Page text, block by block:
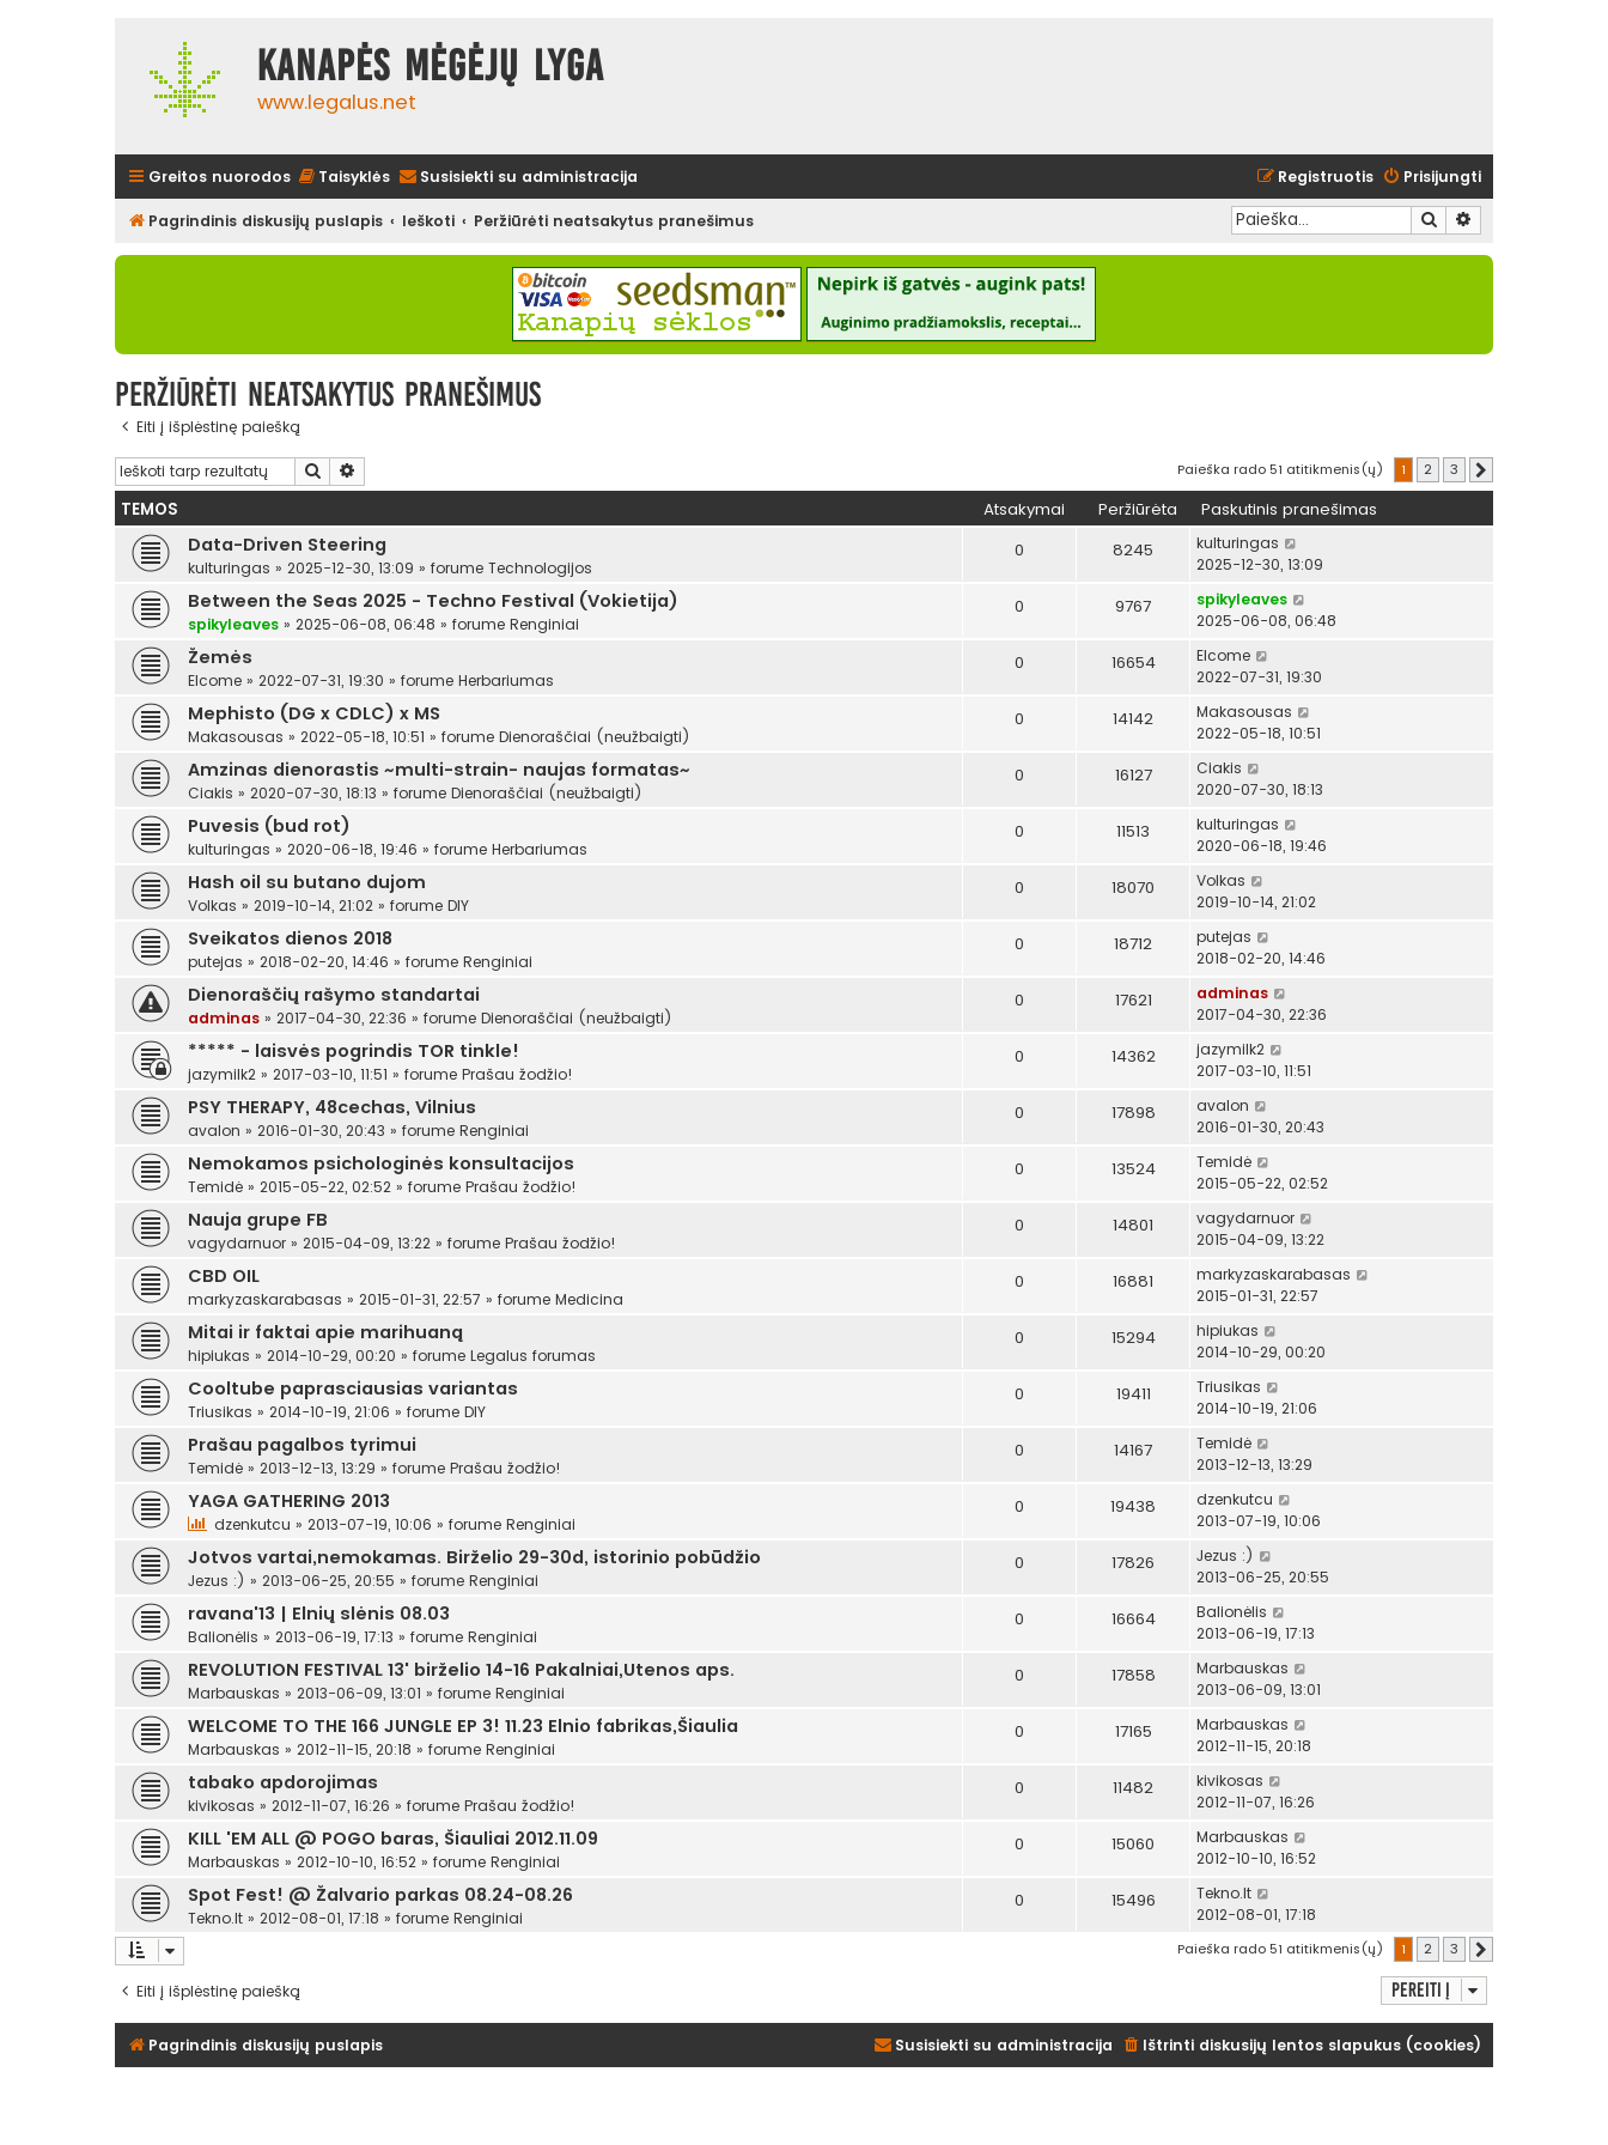
Kanapės mėgėjų lyga
www.legalus.net
Greitos nuorodos Taisyklės Susisiekti su administracija Prisijungti
Registruotis
Pagrindinis diskusijų puslapis Ieškoti Peržiūrėti neatsakytus pranešimus Ieškoti
Peržiūrėti neatsakytus pranešimus
Eiti į išplėstinę paiešką
Ieškoti Paieška rado 51 atitikmenis(ų) 1 2 3
TEMOS Atsakymai Peržiūrėta Paskutinis pranešimas
Data-Driven Steering
kulturingas » 2025-12-30, 13:09 » forume Technologijos
0 8245
kulturingas
2025-12-30, 13:09
Between the Seas 2025 - Techno Festival (Vokietija)
spikyleaves » 2025-06-08, 06:48 » forume Renginiai
0 9767
spikyleaves
2025-06-08, 06:48
Žemės
Elcome » 2022-07-31, 19:30 » forume Herbariumas
0 16654
Elcome
2022-07-31, 19:30
Mephisto (DG x CDLC) x MS
Makasousas » 2022-05-18, 10:51 » forume Dienoraščiai (neužbaigti)
0 14142
Makasousas
2022-05-18, 10:51
Amzinas dienorastis ~multi-strain- naujas formatas~
Ciakis » 2020-07-30, 18:13 » forume Dienoraščiai (neužbaigti)
0 16127
Ciakis
2020-07-30, 18:13
Puvesis (bud rot)
kulturingas » 2020-06-18, 19:46 » forume Herbariumas
0 11513
kulturingas
2020-06-18, 19:46
Hash oil su butano dujom
Volkas » 2019-10-14, 21:02 » forume DIY
0 18070
Volkas
2019-10-14, 21:02
Sveikatos dienos 2018
putejas » 2018-02-20, 14:46 » forume Renginiai
0 18712
putejas
2018-02-20, 14:46
Dienoraščių rašymo standartai
adminas » 2017-04-30, 22:36 » forume Dienoraščiai (neužbaigti)
0 17621
adminas
2017-04-30, 22:36
***** - laisvės pogrindis TOR tinkle!
jazymilk2 » 2017-03-10, 11:51 » forume Prašau žodžio!
0 14362
jazymilk2
2017-03-10, 11:51
PSY THERAPY, 48cechas, Vilnius
avalon » 2016-01-30, 20:43 » forume Renginiai
0 17898
avalon
2016-01-30, 20:43
Nemokamos psichologinės konsultacijos
Temidė » 2015-05-22, 02:52 » forume Prašau žodžio!
0 13524
Temidė
2015-05-22, 02:52
Nauja grupe FB
vagydarnuor » 2015-04-09, 13:22 » forume Prašau žodžio!
0 14801
vagydarnuor
2015-04-09, 13:22
CBD OIL
markyzaskarabasas » 2015-01-31, 22:57 » forume Medicina
0 16881
markyzaskarabasas
2015-01-31, 22:57
Mitai ir faktai apie marihuaną
hipiukas » 2014-10-29, 00:20 » forume Legalus forumas
0 15294
hipiukas
2014-10-29, 00:20
Cooltube paprasciausias variantas
Triusikas » 2014-10-19, 21:06 » forume DIY
0 19411
Triusikas
2014-10-19, 21:06
Prašau pagalbos tyrimui
Temidė » 2013-12-13, 13:29 » forume Prašau žodžio!
0 14167
Temidė
2013-12-13, 13:29
YAGA GATHERING 2013
dzenkutcu » 2013-07-19, 10:06 » forume Renginiai
0 19438
dzenkutcu
2013-07-19, 10:06
Jotvos vartai,nemokamas. Birželio 29-30d, istorinio pobūdžio
Jezus :) » 2013-06-25, 20:55 » forume Renginiai
0 17826
Jezus :)
2013-06-25, 20:55
ravana'13 | Elnių slėnis 08.03
Balionėlis » 2013-06-19, 17:13 » forume Renginiai
0 16664
Balionėlis
2013-06-19, 17:13
REVOLUTION FESTIVAL 13' birželio 14-16 Pakalniai,Utenos aps.
Marbauskas » 2013-06-09, 13:01 » forume Renginiai
0 17858
Marbauskas
2013-06-09, 13:01
WELCOME TO THE 166 JUNGLE EP 3! 11.23 Elnio fabrikas,Šiaulia
Marbauskas » 2012-11-15, 20:18 » forume Renginiai
0 17165
Marbauskas
2012-11-15, 20:18
tabako apdorojimas
kivikosas » 2012-11-07, 16:26 » forume Prašau žodžio!
0 11482
kivikosas
2012-11-07, 16:26
KILL 'EM ALL @ POGO baras, Šiauliai 2012.11.09
Marbauskas » 2012-10-10, 16:52 » forume Renginiai
0 15060
Marbauskas
2012-10-10, 16:52
Spot Fest! @ Žalvario parkas 08.24-08.26
Tekno.lt » 2012-08-01, 17:18 » forume Renginiai
0 15496
Tekno.lt
2012-08-01, 17:18
Paieška rado 51 atitikmenis(ų) 1 2 3
Eiti į išplėstinę paiešką Pereiti į
Pagrindinis diskusijų puslapis Ištrinti diskusijų lentos slapukus (cookies)
Susisiekti su administracija